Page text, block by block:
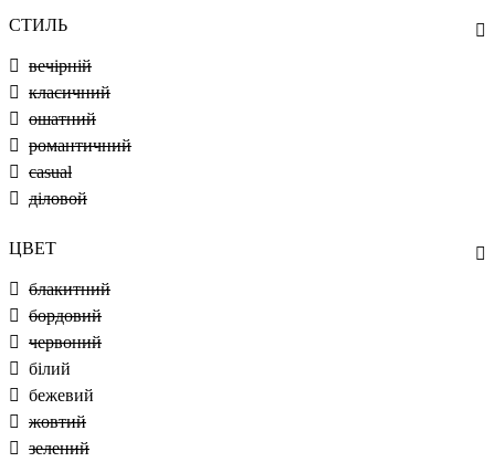
СТИЛЬ
вечірній
класичний
ошатний
романтичний
casual
діловой
ЦВЕТ
блакитний
бордовий
червоний
білий
бежевий
жовтий
зелений